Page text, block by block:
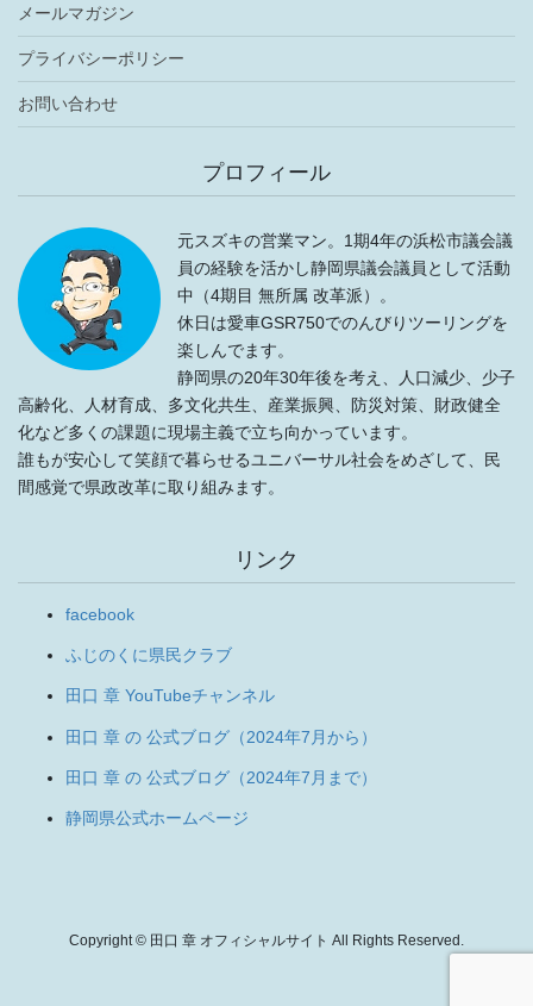
メールマガジン
プライバシーポリシー
お問い合わせ
プロフィール
元スズキの営業マン。1期4年の浜松市議会議
員の経験を活かし静岡県議会議員として活動
中（4期目 無所属 改革派）。
休日は愛車GSR750でのんびりツーリングを
楽しんでます。
静岡県の20年30年後を考え、人口減少、少子
高齢化、人材育成、多文化共生、産業振興、防災対策、財政健全
化など多くの課題に現場主義で立ち向かっています。
誰もが安心して笑顔で暮らせるユニバーサル社会をめざして、民
間感覚で県政改革に取り組みます。
リンク
facebook
ふじのくに県民クラブ
田口 章 YouTubeチャンネル
田口 章 の 公式ブログ（2024年7月から）
田口 章 の 公式ブログ（2024年7月まで）
静岡県公式ホームページ
Copyright © 田口 章 オフィシャルサイト All Rights Reserved.